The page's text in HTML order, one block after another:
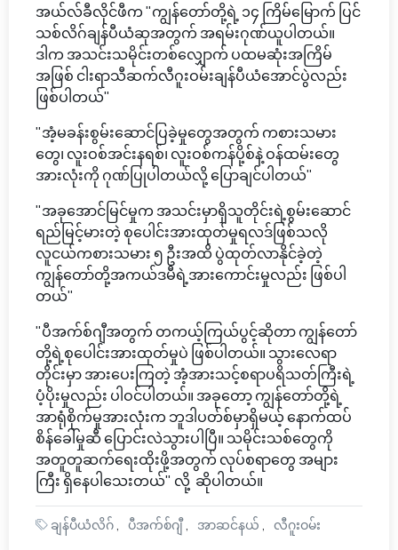
အယ်လ်ခီလိုင်ဖီက "ကျွန်တော်တို့ရဲ့ ၁၄ ကြိမ်မြောက် ပြင်
သစ်လိဂ်ချန်ပီယံဆုအတွက် အရမ်းဂုဏ်ယူပါတယ်။
ဒါက အသင်းသမိုင်းတစ်လျှောက် ပထမဆုံးအကြိမ်
အဖြစ် ငါးရာသီဆက်လီဂူးဝမ်းချန်ပီယံအောင်ပွဲလည်း
ဖြစ်ပါတယ်"
"အံ့မခန်းစွမ်းဆောင်ပြခဲ့မှုတွေအတွက် ကစားသမား
တွေ၊ လူးဝစ်အင်းနရစ်၊ လူးဝစ်ကန်ပို့စ်နဲ့ ဝန်ထမ်းတွေ
အားလုံးကို ဂုဏ်ပြုပါတယ်လို့ ပြောချင်ပါတယ်"
"အခုအောင်မြင်မှုက အသင်းမှာရှိသူတိုင်းရဲ့စွမ်းဆောင်
ရည်မြင့်မားတဲ့ စုပေါင်းအားထုတ်မှုရလဒ်ဖြစ်သလို
လူငယ်ကစားသမား ၅ ဦးအထိ ပွဲထုတ်လာနိုင်ခဲ့တဲ့
ကျွန်တော်တို့အကယ်ဒမီရဲ့အားကောင်းမှုလည်း ဖြစ်ပါ
တယ်"
"ပီအက်စ်ဂျီအတွက် တကယ့်ကြယ်ပွင့်ဆိုတာ ကျွန်တော်
တို့ရဲ့စုပေါင်းအားထုတ်မှုပဲ ဖြစ်ပါတယ်။ သွားလေရာ
တိုင်းမှာ အားပေးကြတဲ့ အံ့အားသင့်စရာပရိသတ်ကြီးရဲ့
ပံ့ပိုးမှုလည်း ပါဝင်ပါတယ်။ အခုတော့ ကျွန်တော်တို့ရဲ့
အာရုံစိုက်မှုအားလုံးက ဘူဒါပတ်စ်မှာရှိမယ့် နောက်ထပ်
စိန်ခေါ်မှုဆီ ပြောင်းလဲသွားပါပြီ။ သမိုင်းသစ်တွေကို
အတူတူဆက်ရေးထိုးဖို့အတွက် လုပ်စရာတွေ အများ
ကြီး ရှိနေပါသေးတယ်" လို့ ဆိုပါတယ်။
ချန်ပီယံလိဂ် ပီအက်စ်ဂျီ အာဆင်နယ် လီဂူးဝမ်း